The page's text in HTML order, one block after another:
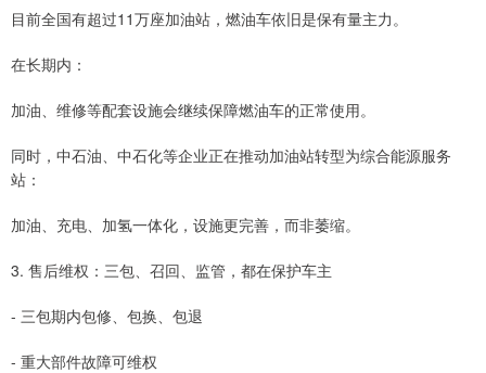
目前全国有超过11万座加油站，燃油车依旧是保有量主力。
在长期内：
加油、维修等配套设施会继续保障燃油车的正常使用。
同时，中石油、中石化等企业正在推动加油站转型为综合能源服务
站：
加油、充电、加氢一体化，设施更完善，而非萎缩。
3. 售后维权：三包、召回、监管，都在保护车主
- 三包期内包修、包换、包退
- 重大部件故障可维权